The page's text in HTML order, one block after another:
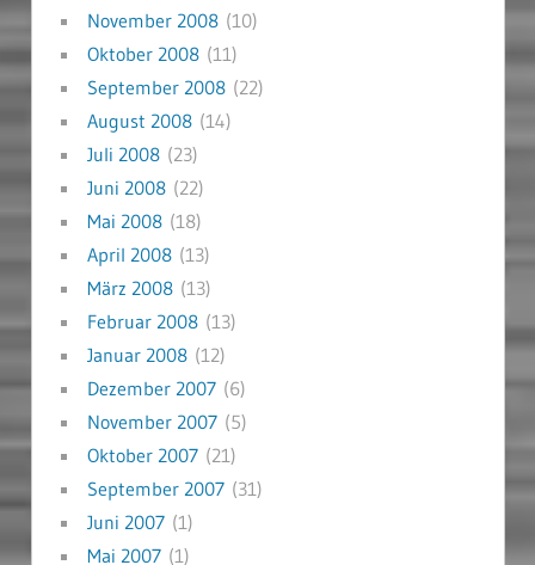
November 2008(10)
Oktober 2008(11)
September 2008(22)
August 2008(14)
Juli 2008(23)
Juni 2008(22)
Mai 2008(18)
April 2008(13)
März 2008(13)
Februar 2008(13)
Januar 2008(12)
Dezember 2007(6)
November 2007(5)
Oktober 2007(21)
September 2007(31)
Juni 2007(1)
Mai 2007(1)